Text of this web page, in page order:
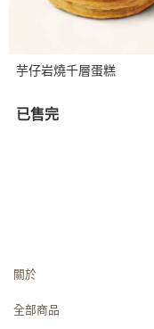
芋仔岩燒千層蛋糕
已售完
關於
全部商品